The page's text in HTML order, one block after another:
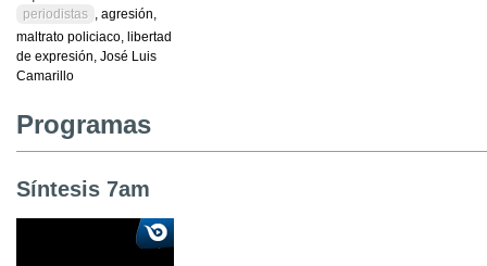
periodistas , agresión,
maltrato policiaco, libertad
de expresión, José Luis
Camarillo
Programas
Síntesis 7am